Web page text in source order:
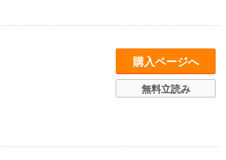
購入ページへ
無料立読み